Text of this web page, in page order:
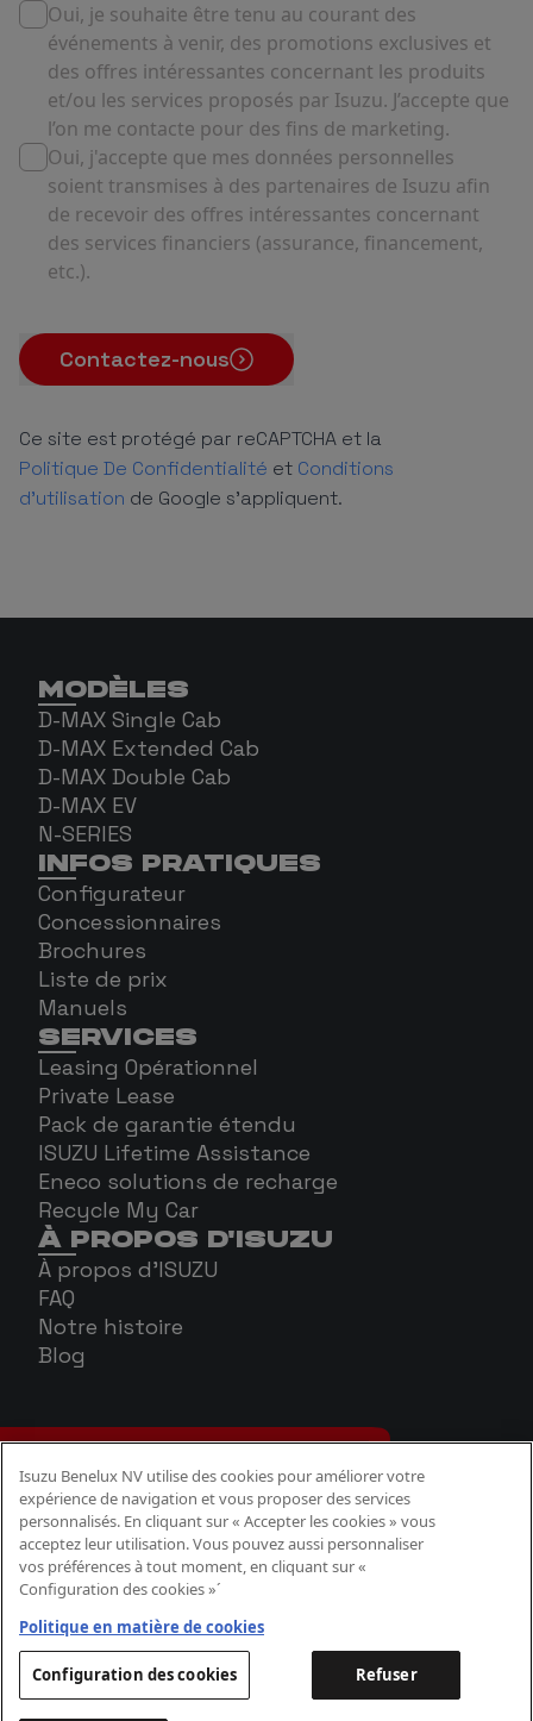
Oui, je souhaite être tenu au courant des
événements à venir, des promotions exclusives et
des offres intéressantes concernant les produits
et/ou les services proposés par Isuzu. J’accepte que
l’on me contacte pour des fins de marketing.
Oui, j'accepte que mes données personnelles
soient transmises à des partenaires de Isuzu afin
de recevoir des offres intéressantes concernant
des services financiers (assurance, financement,
etc.).
Contactez-nous
Ce site est protégé par reCAPTCHA et la
Politique De Confidentialité et Conditions
d'utilisation de Google s'appliquent.
MODÈLES
D-MAX Single Cab
D-MAX Extended Cab
D-MAX Double Cab
D-MAX EV
N-SERIES
INFOS PRATIQUES
Configurateur
Concessionnaires
Brochures
Liste de prix
Manuels
SERVICES
Leasing Opérationnel
Private Lease
Pack de garantie étendu
ISUZU Lifetime Assistance
Eneco solutions de recharge
Recycle My Car
À PROPOS D'ISUZU
À propos d'ISUZU
FAQ
Notre histoire
Blog
Politique CookiesPolitique confidentialité
Aspects légaux
Isuzu Benelux NV utilise des cookies pour améliorer votre
expérience de navigation et vous proposer des services
personnalisés. En cliquant sur « Accepter les cookies » vous
acceptez leur utilisation. Vous pouvez aussi personnaliser
vos préférences à tout moment, en cliquant sur «
Configuration des cookies »´
Politique en matière de cookies
Configuration des cookies Refuser